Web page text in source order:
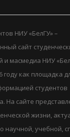
НИУ «БелГУ» –
сайт
и масмедиа НИУ
году как площадка
студентов
На сайте
жизни,
научной, учебной,